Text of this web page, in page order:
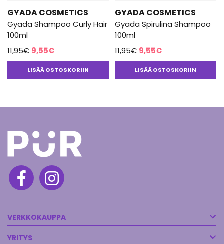
GYADA COSMETICS
Gyada Shampoo Curly Hair
100ml
11,95€ Alkuperäinen
hinta
oli:
9,55€Nykyinen
hinta
on:
LISÄÄ OSTOSKORIIN
GYADA COSMETICS
Gyada Spirulina Shampoo
100ml
11,95€ Alkuperäinen
hinta
oli:
9,55€Nykyinen
hinta
on:
LISÄÄ OSTOSKORIIN
VERKKOKAUPPA
YRITYS